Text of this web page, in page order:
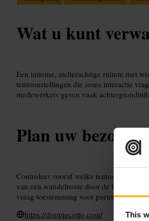
This
Wat u kunt
Een intieme, atelierachtige ruimte met
tentoonstellingen die soms interactie
medewerkers geven vaak
Plan uw bezoek
Controleer vooraf welke tentoonstelling
van een wandelroute door de buurt.
vraag toestemming voor portretten of
https://doppiocotto.com/